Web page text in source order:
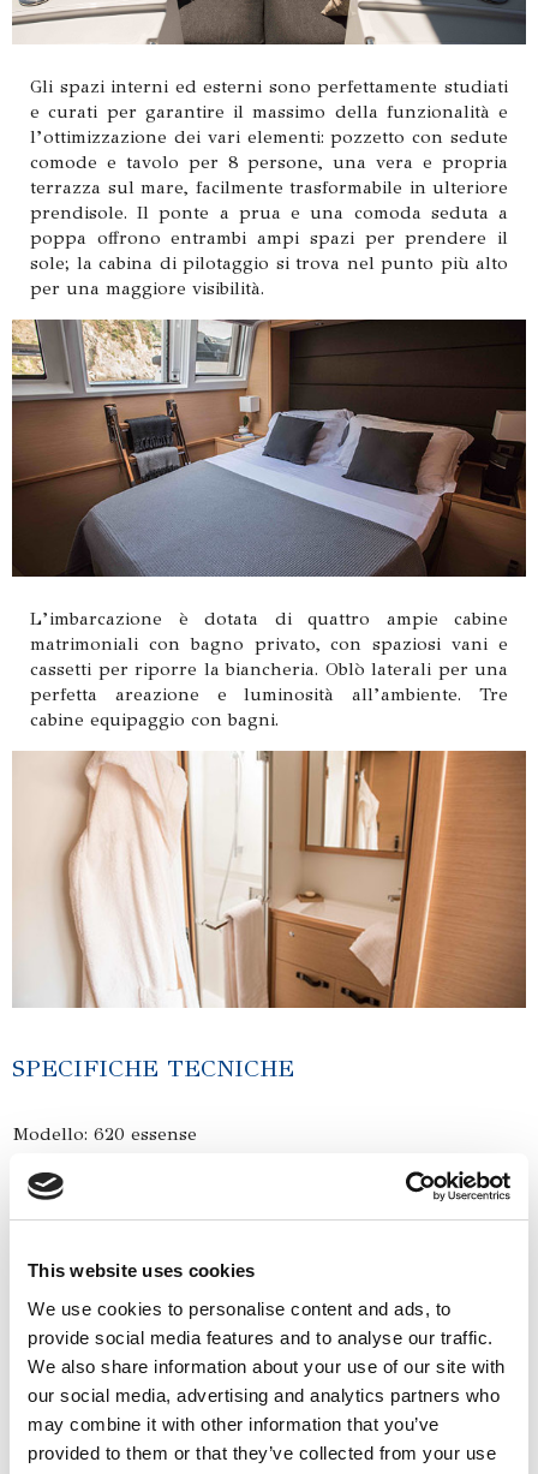
This website uses cookies
We use cookies to personalise content and ads, to
provide social media features and to analyse our traffic.
We also share information about your use of our site with
our social media, advertising and analytics partners who
may combine it with other information that you’ve
provided to them or that they’ve collected from your use
Gli spazi interni ed esterni sono perfettamente studiati
e curati per garantire il massimo della funzionalità e
l’ottimizzazione dei vari elementi: pozzetto con sedute
comode e tavolo per 8 persone, una vera e propria
terrazza sul mare, facilmente trasformabile in ulteriore
prendisole. Il ponte a prua e una comoda seduta a
poppa offrono entrambi ampi spazi per prendere il
sole; la cabina di pilotaggio si trova nel punto più alto
per una maggiore visibilità.
L’imbarcazione è dotata di quattro ampie cabine
matrimoniali con bagno privato, con spaziosi vani e
cassetti per riporre la biancheria. Oblò laterali per una
perfetta areazione e luminosità all’ambiente. Tre
cabine equipaggio con bagni.
SPECIFICHE TECNICHE
Modello: 620 essense
Cantiere Nautico: Laguna
Lunghezza totale: 18,90 mt
Scafo
Velocità massima: 12 nodi
Velocità di crociera: 10 nodi